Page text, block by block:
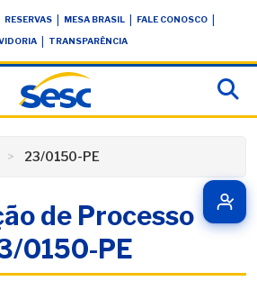
RESERVAS MESA BRASIL FALE CONOSCO
TRANSPARÊNCIA
23/0150-PE
de Processo
0150-PE